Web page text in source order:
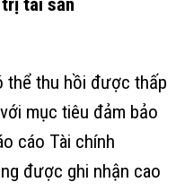
tài sản
thể thu hồi được thấp
mục tiêu đảm bảo
cáo Tài chính
được ghi nhận cao